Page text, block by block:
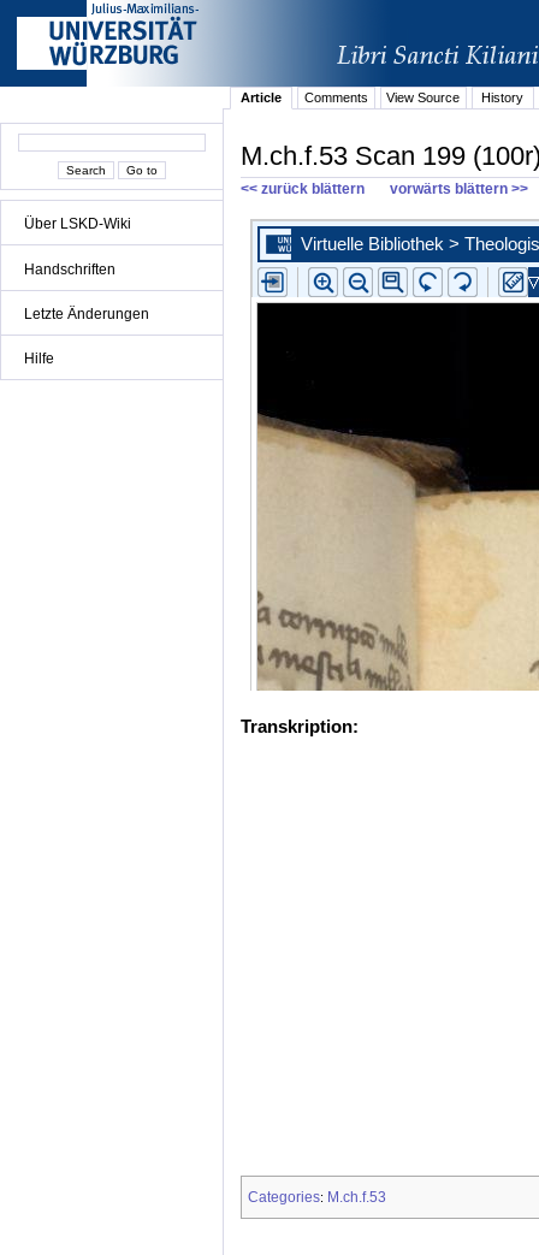
Über LSKD-Wiki
Handschriften
Letzte Änderungen
Hilfe
Article Comments View Source History
M.ch.f.53 Scan 199
<< zurück blättern vorwärts blättern >>
Transkription:
Categories: M.ch.f.53